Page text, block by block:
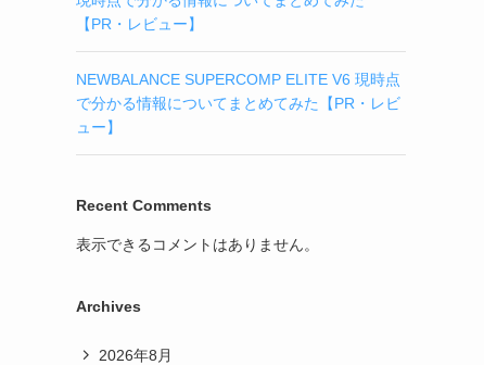
【PR・レビュー】
NEWBALANCE SUPERCOMP ELITE V6 現時点
で分かる情報についてまとめてみた【PR・レビ
ュー】
Recent Comments
表示できるコメントはありません。
Archives
2026年8月